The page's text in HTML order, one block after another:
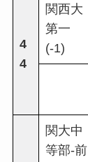
4
4
関西大
第一
(-1)
関大中
等部-前